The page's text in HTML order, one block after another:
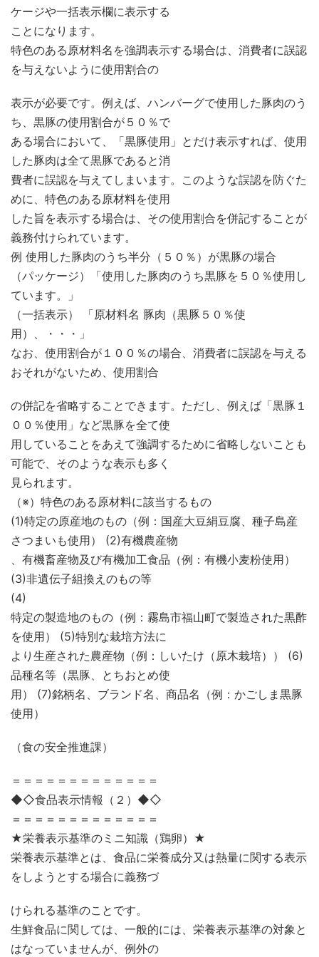
ケージや一括表示欄に表示する
ことになります。
特色のある原材料名を強調表示する場合は、消費者に誤認
を与えないように使用割合の
表示が必要です。例えば、ハンバーグで使用した豚肉のう
ち、黒豚の使用割合が５０％で
ある場合において、「黒豚使用」とだけ表示すれば、使用
した豚肉は全て黒豚であると消
費者に誤認を与えてしまいます。このような誤認を防ぐた
めに、特色のある原材料を使用
した旨を表示する場合は、その使用割合を併記することが
義務付けられています。
例 使用した豚肉のうち半分（５０％）が黒豚の場合
（パッケージ）「使用した豚肉のうち黒豚を５０％使用し
ています。」
（一括表示） 「原材料名 豚肉（黒豚５０％使
用）、・・・」
なお、使用割合が１００％の場合、消費者に誤認を与える
おそれがないため、使用割合
の併記を省略することできます。ただし、例えば「黒豚１
００％使用」など黒豚を全て使
用していることをあえて強調するために省略しないことも
可能で、そのような表示も多く
見られます。
（※）特色のある原材料に該当するもの
(1)特定の原産地のもの（例：国産大豆絹豆腐、種子島産
さつまいも使用） (2)有機農産物
、有機畜産物及び有機加工食品（例：有機小麦粉使用）
(3)非遺伝子組換えのもの等
(4)
特定の製造地のもの（例：霧島市福山町で製造された黒酢
を使用） (5)特別な栽培方法に
より生産された農産物（例：しいたけ（原木栽培）） (6)
品種名等（黒豚、とちおとめ使
用） (7)銘柄名、ブランド名、商品名（例：かごしま黒豚
使用）
（食の安全推進課）
＝＝＝＝＝＝＝＝＝＝＝＝＝
◆◇食品表示情報（２）◆◇
＝＝＝＝＝＝＝＝＝＝＝＝＝
★栄養表示基準のミニ知識（鶏卵）★
栄養表示基準とは、食品に栄養成分又は熱量に関する表示
をしようとする場合に義務づ
けられる基準のことです。
生鮮食品に関しては、一般的には、栄養表示基準の対象と
はなっていませんが、例外の